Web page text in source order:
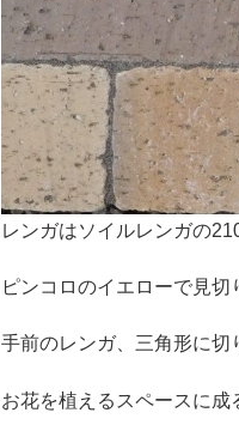
レンガはソイルレンガの
ピンコロのイエローで見切
手前のレンガ、三角形に切
お花を植えるスペースに成